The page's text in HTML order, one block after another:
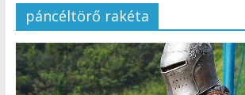
páncéltörő rakéta